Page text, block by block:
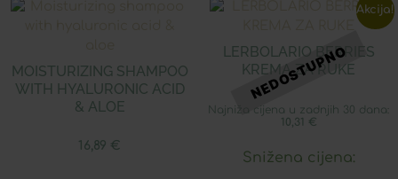
MOISTURIZING SHAMPOO
WITH HYALURONIC ACID
& ALOE
16,89 €
Akcija!
LERBOLARIO BERRIES
KREMA ZA RUKE
Najniža cijena u zadnjih 30 dana:
10,31 €
Snižena cijena: